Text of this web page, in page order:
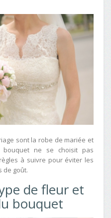
sont la robe de mariée et
bouquet ne se choisit pas
à suivre pour éviter les
de goût.
de fleur et
bouquet